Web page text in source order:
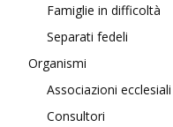
Famiglie in difficoltà
Separati fedeli
Organismi
Associazioni ecclesiali
Consultori